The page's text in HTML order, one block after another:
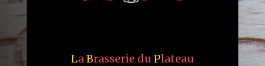
La Brasserie du Plateau